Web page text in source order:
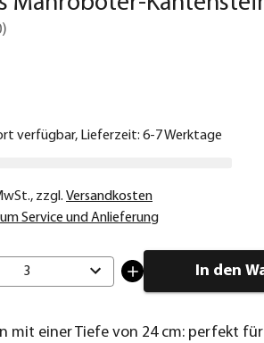
)
verfügbar, Lieferzeit: 6-7 Werktage
, zzgl. Versandkosten
Service und Anlieferung
3 In den
mit einer Tiefe von 24 cm: perfekt